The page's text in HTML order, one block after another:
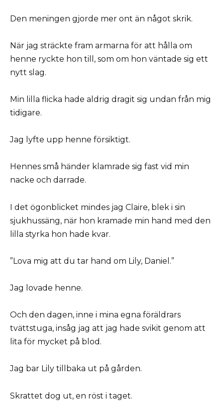
Den meningen gjorde mer ont än något skrik.
När jag sträckte fram armarna för att hålla om
henne ryckte hon till, som om hon väntade sig ett
nytt slag.
Min lilla flicka hade aldrig dragit sig undan från mig
tidigare.
Jag lyfte upp henne försiktigt.
Hennes små händer klamrade sig fast vid min
nacke och darrade.
I det ögonblicket mindes jag Claire, blek i sin
sjukhussäng, när hon kramade min hand med den
lilla styrka hon hade kvar.
”Lova mig att du tar hand om Lily, Daniel.”
Jag lovade henne.
Och den dagen, inne i mina egna föräldrars
tvättstuga, insåg jag att jag hade svikit genom att
lita för mycket på blod.
Jag bar Lily tillbaka ut på gården.
Skrattet dog ut, en röst i taget.